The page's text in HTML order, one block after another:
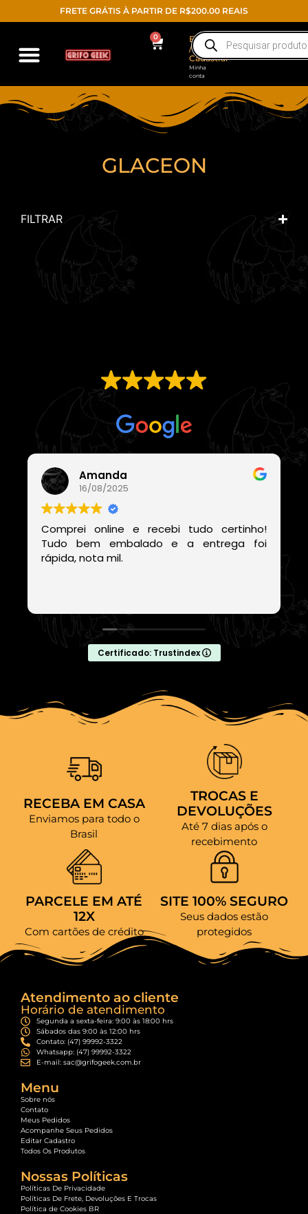
FRETE GRÁTIS À PARTIR DE R$200.00 REAIS
0
Entrar
/
Cadastrar
Minha
conta
GLACEON
FILTRAR
Com base em
Amanda
16/08/2025
Comprei online e recebi tudo certinho!
Tudo bem embalado e a entrega foi
rápida, nota mil.
Certificado: Trustindex
RECEBA EM CASA
Enviamos para todo o
Brasil
TROCAS E
DEVOLUÇÕES
Até 7 dias após o
recebimento
PARCELE EM ATÉ
12X
Com cartões de crédito
SITE 100% SEGURO
Seus dados estão
protegidos
Atendimento ao cliente
Horário de atendimento
Segunda a sexta-feira: 9:00 às 18:00 hrs
Sábados das 9:00 às 12:00 hrs
Contato: (47) 99992-3322
Whatsapp: (47) 99992-3322
E-mail: sac@grifogeek.com.br
Menu
Sobre nós
Contato
Meus Pedidos
Acompanhe Seus Pedidos
Editar Cadastro
Todos Os Produtos
Nossas Políticas
Políticas De Privacidade
Políticas De Frete, Devoluções E Trocas
Política de Cookies BR